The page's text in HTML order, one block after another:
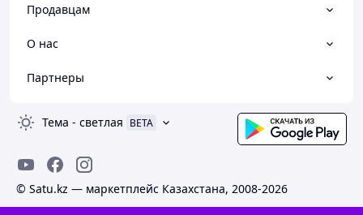
Продавцам
О нас
Партнеры
Тема - светлая BETA
© Satu.kz — маркетплейс Казахстана, 2008-2026